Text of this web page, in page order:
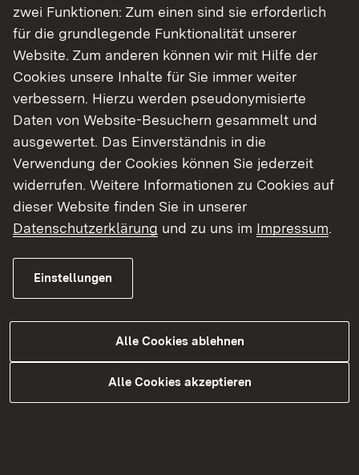
Studienplatz. Außerdem gibt's eine Schritt-für-
Schritt-Anleitung zu deinem Traum-Studium.
Finde dein Studium in Baden-Württemberg
zwei Funktionen: Zum einen sind sie erforderlich
für die grundlegende Funktionalität unserer
Website. Zum anderen können wir mit Hilfe der
Cookies unsere Inhalte für Sie immer weiter
verbessern. Hierzu werden pseudonymisierte
Daten von Website-Besuchern gesammelt und
ausgewertet. Das Einverständnis in die
Verwendung der Cookies können Sie jederzeit
widerrufen. Weitere Informationen zu Cookies auf
dieser Website finden Sie in unserer
Datenschutzerklärung und zu uns im Impressum.
Einstellungen
Alle Cookies ablehnen
Alle Cookies akzeptieren